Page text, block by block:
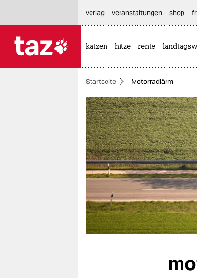
themen
politik
öko
gesellschaft
kultur
sport
berlin
verlag
veranstaltungen shop
katzen hitze rente
Startseite Motorradlärm